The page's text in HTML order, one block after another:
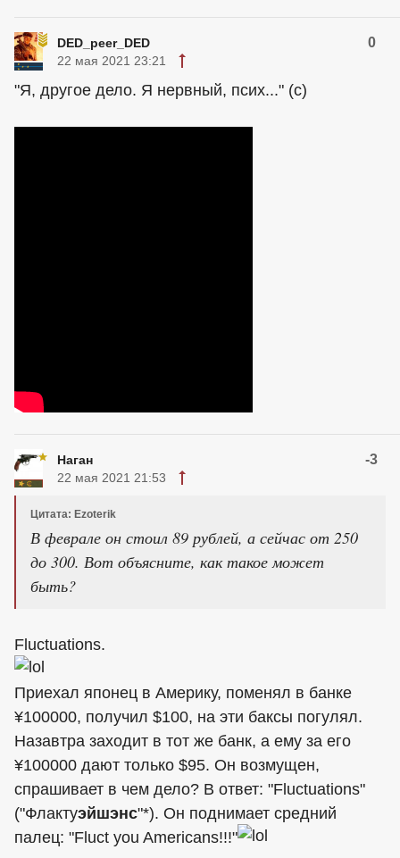
DED_peer_DED 0
22 мая 2021 23:21
"Я, другое дело. Я нервный, псих..." (с)
Наган -3
22 мая 2021 21:53
Цитата: Ezoterik
В феврале он стоил 89 рублей, а сейчас от 250
до 300. Вот объясните, как такое может
быть?
Fluctuations.
Приехал японец в Америку, поменял в банке
¥100000, получил $100, на эти баксы погулял.
Назавтра заходит в тот же банк, а ему за его
¥100000 дают только $95. Он возмущен,
спрашивает в чем дело? В ответ: "Fluctuations"
("Флактуэйшэнс"*). Он поднимает средний
палец: "Fluct you Americans!!!"